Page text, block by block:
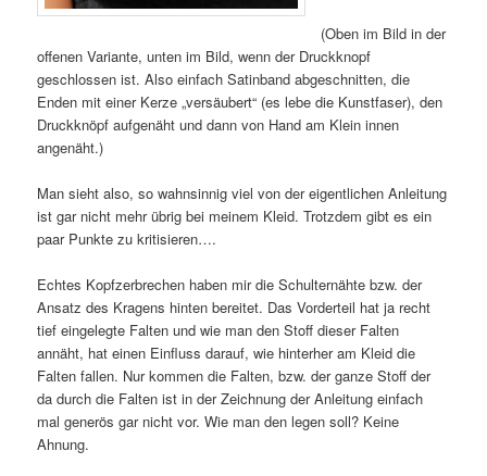
(Oben im Bild in der
offenen Variante, unten im Bild, wenn der Druckknopf
geschlossen ist. Also einfach Satinband abgeschnitten, die
Enden mit einer Kerze „versäubert“ (es lebe die Kunstfaser), den
Druckknöpf aufgenäht und dann von Hand am Klein innen
angenäht.)
Man sieht also, so wahnsinnig viel von der eigentlichen Anleitung
ist gar nicht mehr übrig bei meinem Kleid. Trotzdem gibt es ein
paar Punkte zu kritisieren….
Echtes Kopfzerbrechen haben mir die Schulternähte bzw. der
Ansatz des Kragens hinten bereitet. Das Vorderteil hat ja recht
tief eingelegte Falten und wie man den Stoff dieser Falten
annäht, hat einen Einfluss darauf, wie hinterher am Kleid die
Falten fallen. Nur kommen die Falten, bzw. der ganze Stoff der
da durch die Falten ist in der Zeichnung der Anleitung einfach
mal generös gar nicht vor. Wie man den legen soll? Keine
Ahnung.